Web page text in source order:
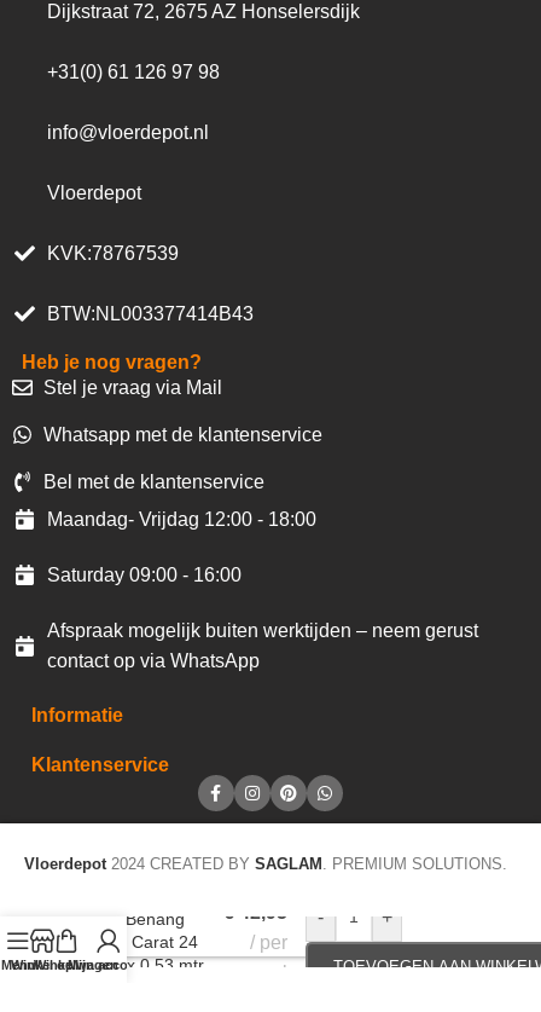
Dijkstraat 72, 2675 AZ Honselersdijk
+31(0) 61 126 97 98
info@vloerdepot.nl
Vloerdepot
KVK:78767539
BTW:NL003377414B43
Heb je nog vragen?
Stel je vraag via Mail
Whatsapp met de klantenservice
Bel met de klantenservice
Maandag- Vrijdag 12:00 - 18:00
Saturday 09:00 - 16:00
Afspraak mogelijk buiten werktijden – neem gerust
contact op via WhatsApp
Informatie
Klantenservice
Vloerdepot 2024 CREATED BY SAGLAM . PREMIUM SOLUTIONS.
Menu
Winkel op
Winkelwagen
Mijn account
JOKA Behang
20214 Carat 24
10,05 x 0,53 mtr
€42,95
per
rol
- +
TOEVOEGEN AAN